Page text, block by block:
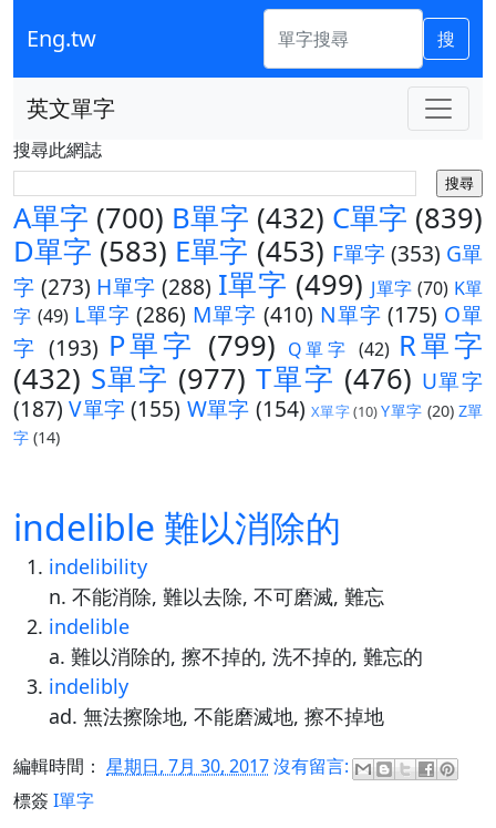
Eng.tw 搜
英文單字
搜尋此網誌
A單字 (700) B單字 (432) C單字 (839)
D單字 (583) E單字 (453) F單字(353) G單
字 (273) H單字 (288) I單字 (499) J單字 (70) K單
字 (49) L單字 (286) M單字 (410) N單字 (175) O單
字 (193) P單字 (799) Q單字 (42) R單字
(432) S單字 (977) T單字 (476) U單字
(187) V單字(155) W單字 (154) X單字(10)Y單字 (20) Z單
字 (14)
indelible 難以消除的
indelibility
n. 不能消除, 難以去除, 不可磨滅, 難忘
indelible
a. 難以消除的, 擦不掉的, 洗不掉的, 難忘的
indelibly
ad. 無法擦除地, 不能磨滅地, 擦不掉地
編輯時間： 星期日, 7月 30, 2017沒有留言:
標簽 I單字